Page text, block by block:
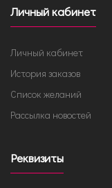
Личный кабинет
Личный кабинет
История заказов
Список желаний
Рассылка новостей
Реквизиты